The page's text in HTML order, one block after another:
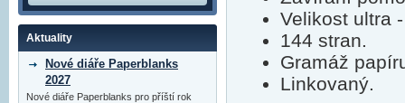
Velikost ultra
144 stran.
Gramáž
Linkovaný.
Aktuality
Nové diáře Paperblanks
2027
Nové diáře Paperblanks pro příští rok